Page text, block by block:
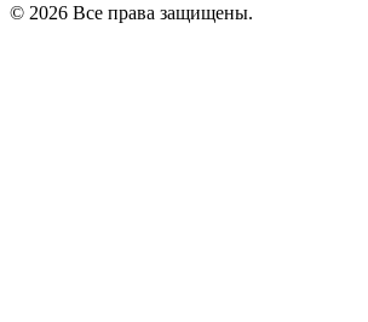
© 2026 Все права защищены.